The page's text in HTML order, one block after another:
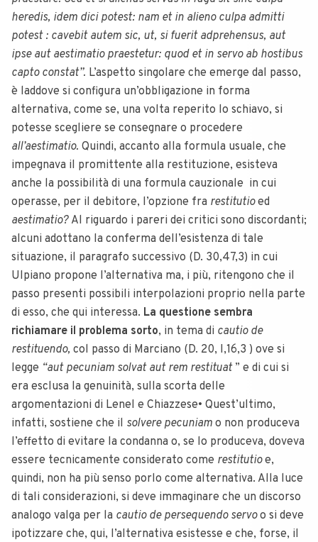
heredis, idem dici potest: nam et in alieno culpa admitti
potest : cavebit autem sic, ut, si fuerit adprehensus, aut
ipse aut aestimatio praestetur: quod et in servo ab hostibus
capto constat”. L’aspetto singolare che emerge dal passo,
è laddove si configura un’obbligazione in forma
alternativa, come se, una volta reperito lo schiavo, si
potesse scegliere se consegnare o procedere
all’aestimatio. Quindi, accanto alla formula usuale, che
impegnava il promittente alla restituzione, esisteva
anche la possibilità di una formula cauzionale in cui
operasse, per il debitore, l’opzione fra restitutioed
aestimatio? Al riguardo i pareri dei critici sono discordanti;
alcuni adottano la conferma dell’esistenza di tale
situazione, il paragrafo successivo (D. 30,47,3) in cui
Ulpiano propone l’alternativa ma, i più, ritengono che il
passo presenti possibili interpolazioni proprio nella parte
di esso, che qui interessa. La questione sembra
richiamare il problema sorto, in tema di cautio de
restituendo, col passo di Marciano (D. 20, I,16,3 ) ove si
legge “aut pecuniam solvat aut rem restituat ” e di cui si
era esclusa la genuinità, sulla scorta delle
argomentazioni di Lenel e Chiazzese• Quest’ultimo,
infatti, sostiene che il solvere pecuniam o non produceva
l’effetto di evitare la condanna o, se lo produceva, doveva
essere tecnicamente considerato come restitutioe,
quindi, non ha più senso porlo come alternativa. Alla luce
di tali considerazioni, si deve immaginare che un discorso
analogo valga per la cautio de persequendo servoo si deve
ipotizzare che, qui, l’alternativa esistesse e che, forse, il